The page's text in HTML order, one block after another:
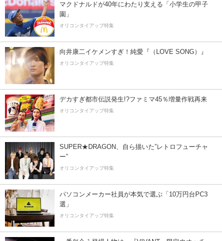
マクドナルドが40年にわたり支える「小学生の甲子
園」
オリコンタイアップ特集
向井康二イケメンすぎ！純愛『（LOVE SONG）』
オリコンタイアップ特集
デカすぎ都市伝説発生!?ファミマ45％増量作戦再来
オリコンタイアップ特集
SUPER★DRAGON、自ら描いた”レトロフューチャ
ー”
オリコンタイアップ特集
パソコンメーカー社員が本気で選ぶ「10万円台PC3
選」
オリコンタイアップ特集